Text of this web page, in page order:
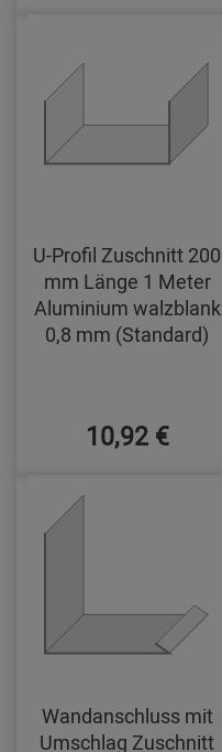
U-Profil Zuschnitt 200
mm Länge 1 Meter
Aluminium walzblank
0,8 mm (Standard)
10,92 €
Wandanschluss mit
Umschlag Zuschnitt